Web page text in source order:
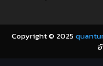
Coming-of-Age ก้
Copyright © 2025